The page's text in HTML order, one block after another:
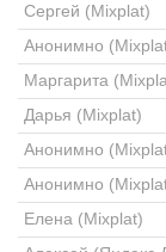
Сергей (Mixplat)
Анонимно
Маргарита
Дарья (Mixplat)
Анонимно
Анонимно
Елена (Mixplat)